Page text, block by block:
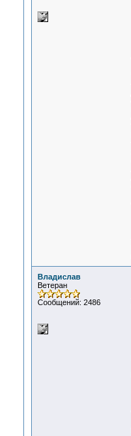
Владислав
Ветеран
Сообщений: 2486